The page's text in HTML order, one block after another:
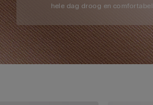
hele dag droog en comfortabel.